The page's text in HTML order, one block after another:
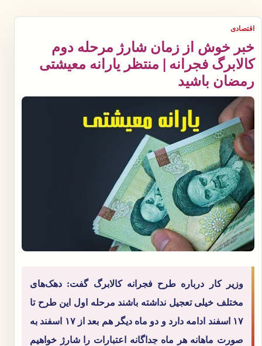
اقتصادی
خبر خوش از زمان شارژ مرحله دوم
کالابرگ فجرانه | منتظر یارانه معیشتی
رمضان باشید
وزیر کار درباره طرح فجرانه کالابرگ گفت: دهک‌های
مختلف خیلی تعجیل نداشته باشند مرحله اول این طرح تا
۱۷ اسفند ادامه دارد و دو ماه دیگر هم بعد از ۱۷ اسفند به
صورت ماهانه هر ماه جداگانه اعتبارات را شارژ خواهیم